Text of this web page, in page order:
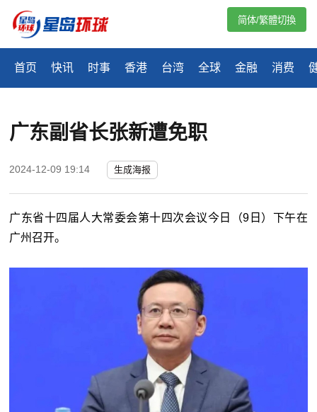
首页 快讯 时事 香港 台湾 全球 金融 消费
简体/繁體切換
广东副省长张新遭免职
2024-12-09 19:14 生成海报
广东省十四届人大常委会第十四次会议今日（9日）下午在
广州召开。